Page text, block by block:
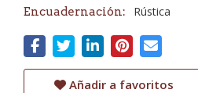
Encuadernación: Rústica
Añadir a favoritos